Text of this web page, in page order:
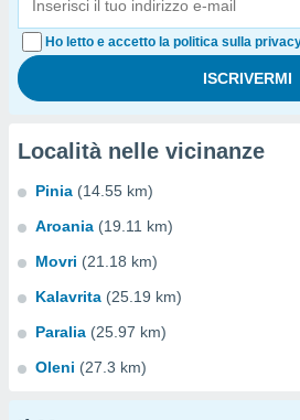
Ho letto e accetto la politica sulla
Località nelle vicinanze
Pinia (14.55 km)
Aroania (19.11 km)
Movri (21.18 km)
Kalavrita (25.19 km)
Paralia (25.97 km)
Oleni (27.3 km)